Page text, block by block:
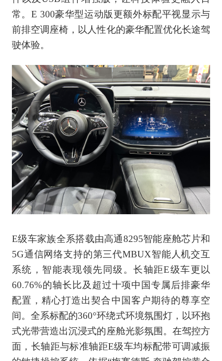
常。E 300豪华型运动版更额外标配平视显示与
前排空调座椅，以人性化的豪华配置优化长途驾
驶体验。
E级车家族全系搭载由高通8295智能座舱芯片和
5G通信网络支持的第三代MBUX智能人机交互
系统，智能表现领先同级。长轴距E级车更以
60.76%的轴长比及超过十项中国专属后排豪华
配置，精心打造出契合中国客户期待的尊享空
间。全系标配的360°环绕式环境氛围灯，以环抱
式光带营造出沉浸式的座舱光影氛围。在驾控方
面，长轴距与标准轴距E级车均标配带可调减振